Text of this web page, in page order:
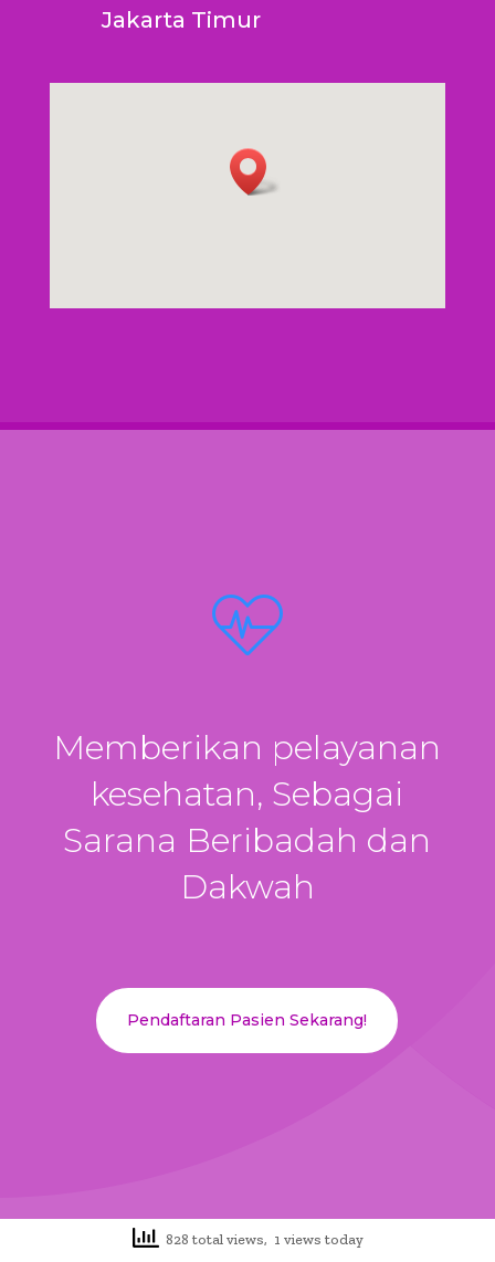
Jakarta Timur
Memberikan pelayanan
kesehatan, Sebagai
Sarana Beribadah dan
Dakwah
Pendaftaran Pasien Sekarang!
828 total views, 1 views today